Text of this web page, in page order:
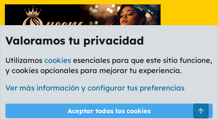
Etiquetas
Cookies
PL OLDSTYLE AMARILLO
Términos y reglas Política de privacidad Ayuda
Valoramos tu privacidad
Utilizamos cookies esenciales para que este sitio funcione,
y cookies opcionales para mejorar tu experiencia.
Ver más información y configurar tus preferencias
Aceptar todas las cookies